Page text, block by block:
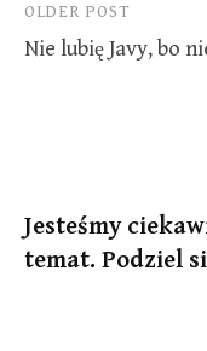
Post
navigation
OLDER POST
Nie lubię Javy, bo
Jesteśmy
temat. Podziel